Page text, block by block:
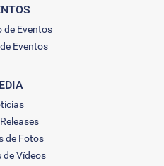
de Eventos
Eventos
de Fotos
de Vídeos